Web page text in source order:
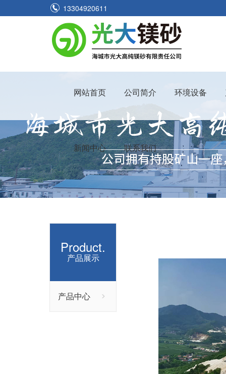
13304920611
网站首页 公司简介 环境设备
新闻中心 联系我们
Product.
产品展示
产品中心